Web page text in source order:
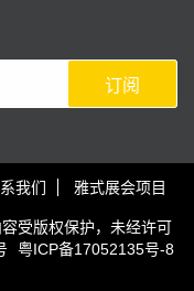
订阅
我们
雅式展会项目
受版权保护，未经许可
粤ICP备17052135号-8